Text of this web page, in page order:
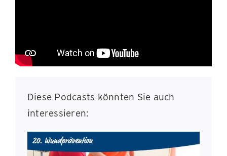
Diese Podcasts könnten Sie auch
interessieren: